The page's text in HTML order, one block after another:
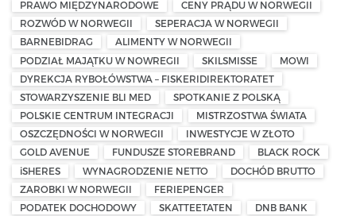
PRAWO MIĘDZYNARODOWE
CENY PRĄDU W NORWEGII
ROZWÓD W NORWEGII
SEPERACJA W NORWEGII
BARNEBIDRAG
ALIMENTY W NORWEGII
PODZIAŁ MAJĄTKU W NOWREGII
SKILSMISSE
MOWI
DYREKCJA RYBOŁÓWSTWA – FISKERIDIREKTORATET
STOWARZYSZENIE BLI MED
SPOTKANIE Z POLSKĄ
POLSKIE CENTRUM INTEGRACJI
MISTRZOSTWA ŚWIATA
OSZCZĘDNOŚCI W NORWEGII
INWESTYCJE W ZŁOTO
GOLD AVENUE
FUNDUSZE STOREBRAND
BLACK ROCK
iSHERES
WYNAGRODZENIE NETTO
DOCHÓD BRUTTO
ZAROBKI W NORWEGII
FERIEPENGER
PODATEK DOCHODOWY
SKATTEETATEN
DNB BANK